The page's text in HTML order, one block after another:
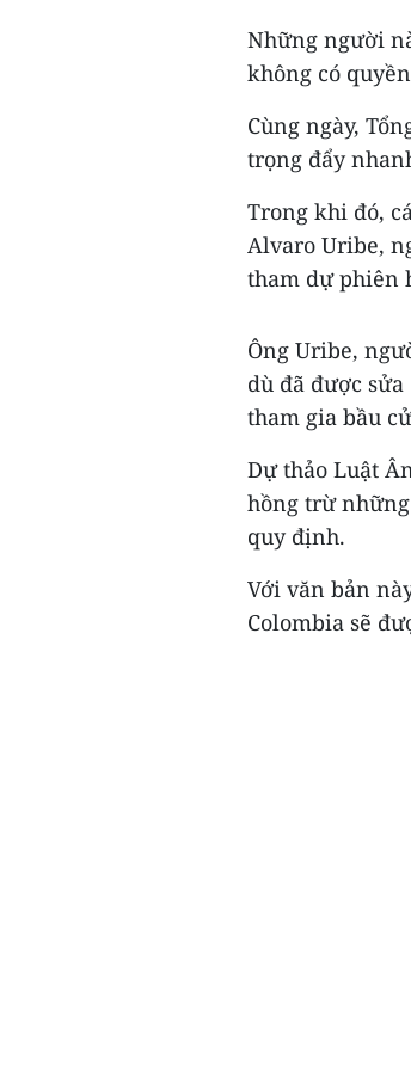
Những người
không có
Cùng ngày,
trọng đẩy
Trong khi đó,
Alvaro Uribe,
tham dự phiên
Ông Uribe,
dù đã được
tham gia bầu
Dự thảo Luật
hồng trừ
quy định.
Với văn bản
Colombia sẽ